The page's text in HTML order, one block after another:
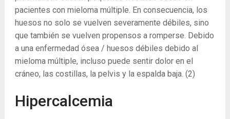
pacientes con mieloma múltiple. En consecuencia, los
huesos no solo se vuelven severamente débiles, sino
que también se vuelven propensos a romperse. Debido
a una enfermedad ósea / huesos débiles debido al
mieloma múltiple, incluso puede sentir dolor en el
cráneo, las costillas, la pelvis y la espalda baja. (2)
Hipercalcemia